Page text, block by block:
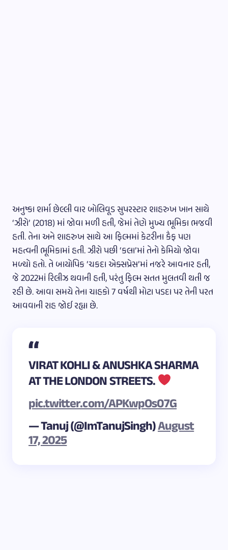
અનુષ્કા શર્મા છેલ્લી વાર બોલિવૂડ સુપરસ્ટાર શાહરુખ ખાન સાથે
‘ઝીરો’ (2018) માં જોવા મળી હતી, જેમાં તેણે મુખ્ય ભૂમિકા ભજવી
હતી. તેના અને શાહરુખ સાથે આ ફિલ્મમાં કેટરીના કૈફ પણ
મહત્વની ભૂમિકામાં હતી. ઝીરો પછી ‘કલા’માં તેનો કેમિયો જોવા
મળ્યો હતો. તે બાયોપિક ‘ચકદા એક્સપ્રેસ’માં નજરે આવનાર હતી,
જે 2022માં રિલીઝ થવાની હતી, પરંતુ ફિલ્મ સતત મુલતવી થતી જ
રહી છે. આવા સમયે તેના ચાહકો 7 વર્ષથી મોટા પડદા પર તેની પરત
આવવાની રાહ જોઈ રહ્યા છે.
VIRAT KOHLI & ANUSHKA SHARMA
AT THE LONDON STREETS.
pic.twitter.com/APKwpOs07G
— Tanuj (@ImTanujSingh)August
17, 2025